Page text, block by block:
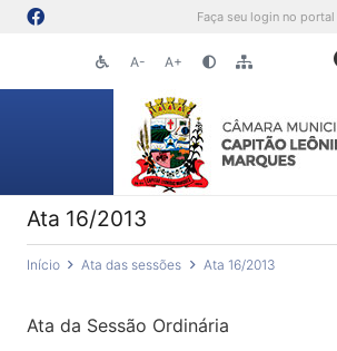
Faça seu login no portal |
A- A+
Ata 16/2013
Início Ata das sessões Ata 16/2013
Ata da Sessão Ordinária